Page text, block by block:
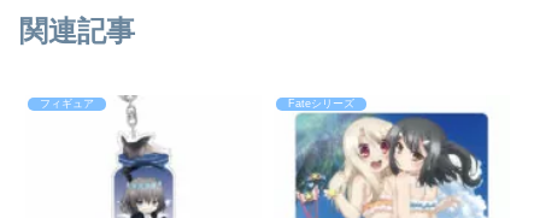
関連記事
フィギュア Fateシリーズ